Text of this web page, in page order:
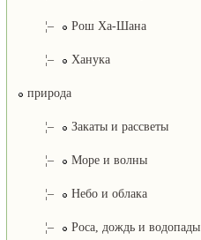
¦– Рош Ха-Шана
¦– Ханука
природа
¦– Закаты и рассветы
¦– Море и волны
¦– Небо и облака
¦– Роса, дождь и водопады